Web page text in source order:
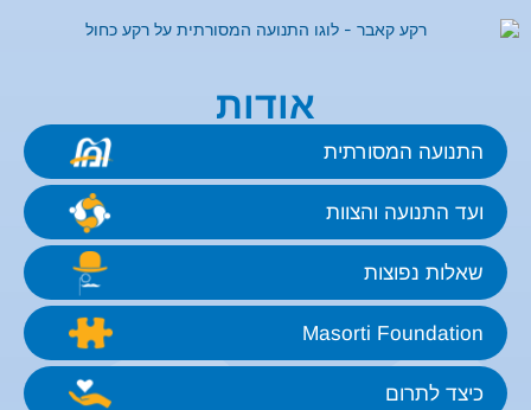
אודות
התנועה המסורתית
ועד התנועה והצוות
שאלות נפוצות
Masorti Foundation
כיצד לתרום